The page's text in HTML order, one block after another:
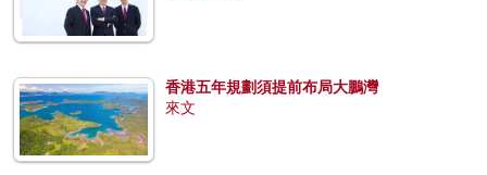
香港五年規劃須提前布局大鵬灣
來文